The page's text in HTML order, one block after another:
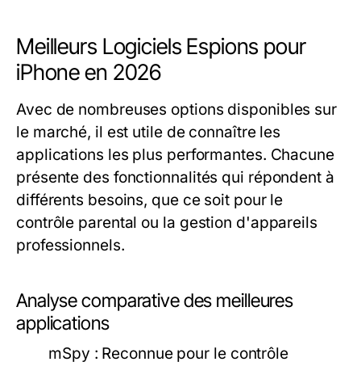
Meilleurs Logiciels Espions pour
iPhone en 2026
Avec de nombreuses options disponibles sur
le marché, il est utile de connaître les
applications les plus performantes. Chacune
présente des fonctionnalités qui répondent à
différents besoins, que ce soit pour le
contrôle parental ou la gestion d'appareils
professionnels.
Analyse comparative des meilleures
applications
mSpy : Reconnue pour le contrôle